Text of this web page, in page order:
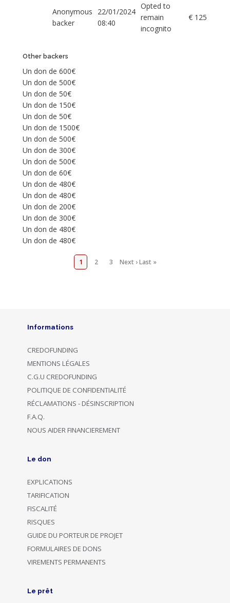
Anonymous
backer
22/01/2024
08:40
Opted to
remain
incognito
€ 125
Other backers
Un don de 600€
Un don de 500€
Un don de 50€
Un don de 150€
Un don de 50€
Un don de 1500€
Un don de 500€
Un don de 300€
Un don de 500€
Un don de 60€
Un don de 480€
Un don de 480€
Un don de 200€
Un don de 300€
Un don de 480€
Un don de 480€
1 2 3 Next › Last »
Informations
CREDOFUNDING
MENTIONS LÉGALES
C.G.U CREDOFUNDING
POLITIQUE DE CONFIDENTIALITÉ
RÉCLAMATIONS - DÉSINSCRIPTION
F.A.Q.
NOUS AIDER FINANCIEREMENT
Le don
EXPLICATIONS
TARIFICATION
FISCALITÉ
RISQUES
GUIDE DU PORTEUR DE PROJET
FORMULAIRES DE DONS
VIREMENTS PERMANENTS
Le prêt